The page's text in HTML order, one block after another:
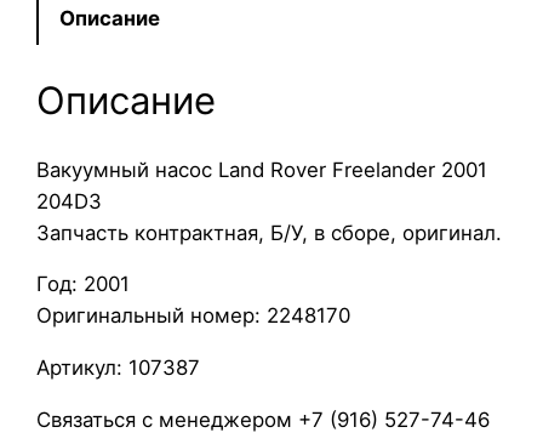
а
а
к
у
м
н
ы
н
Описание
Описание
Вакуумный насос Land Rover Freelander 2001
204D3
Запчасть контрактная, Б/У, в сборе, оригинал.
Год: 2001
Оригинальный номер: 2248170
Артикул: 107387
Связаться с менеджером +7 (916) 527-74-46